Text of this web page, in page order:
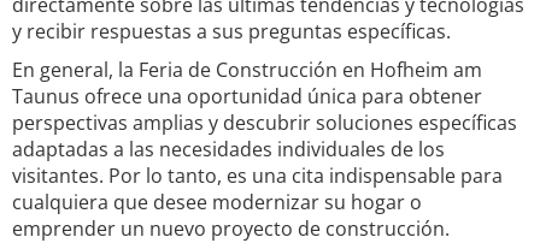
y recibir respuestas a sus preguntas específicas.
En general, la Feria de Construcción en Hofheim am
Taunus ofrece una oportunidad única para obtener
perspectivas amplias y descubrir soluciones específicas
adaptadas a las necesidades individuales de los
visitantes. Por lo tanto, es una cita indispensable para
cualquiera que desee modernizar su hogar o
emprender un nuevo proyecto de construcción.